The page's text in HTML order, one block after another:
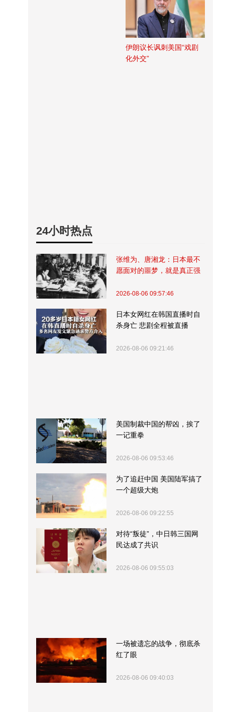
伊朗议长讽刺美国“戏剧
化外交”
24小时热点
张维为、唐湘龙：日本最不
愿面对的噩梦，就是真正强
2026-08-06 09:57:46
日本女网红在韩国直播时自
杀身亡 悲剧全程被直播
2026-08-06 09:21:46
美国制裁中国的帮凶，挨了
一记重拳
2026-08-06 09:53:46
为了追赶中国 美国陆军搞了
一个超级大炮
2026-08-06 09:22:55
对待“叛徒”，中日韩三国网
民达成了共识
2026-08-06 09:55:03
一场被遗忘的战争，彻底杀
红了眼
2026-08-06 09:40:03